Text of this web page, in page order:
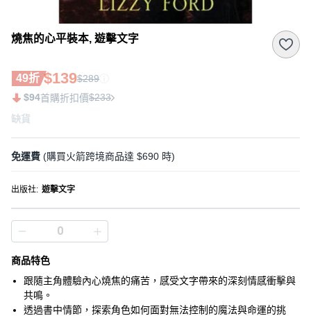
燒焦的心平裝本, 遊擊文字
49折 $139$289
$94首購折扣價$233
缺貨
免運費 (購買火箭跨境商品達 $690 時)
出版社: 遊擊文字
商品特色
跟隨主角體驗內心燒焦的痛苦，感受文字帶來的深刻情感衝擊與
共鳴。
透過書中情節，探索角色如何面對無法控制的魔法與命運的挑